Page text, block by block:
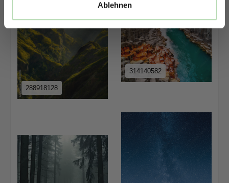
Ablehnen
288918128
314140582